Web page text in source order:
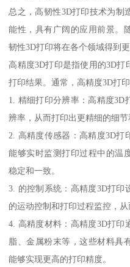
总之，高韧性3D打印技术为制
能性，具有广阔的应用前景。
韧性3D打印将在各个领域得到更
高精度3D打印是指使用的3D
打印结果。通常，高精度3D打
1. 精细打印分辨率：高精度3D
辨率，从而打印出更精细的细节
2. 高精度传感器：高精度3D打
能够实时监测打印过程中的温
稳定和一致。
3. 的控制系统：高精度3D打印
的运动控制和打印过程监控，
4. 高精度材料：高精度3D打印
脂、金属粉末等，这些材料具
能够实现更高的打印精度。